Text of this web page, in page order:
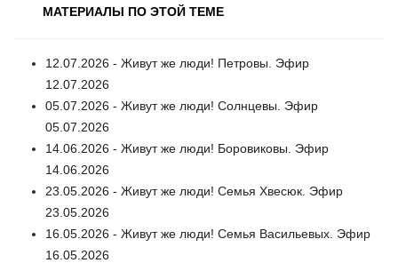
МАТЕРИАЛЫ ПО ЭТОЙ ТЕМЕ
12.07.2026 - Живут же люди! Петровы. Эфир
12.07.2026
05.07.2026 - Живут же люди! Солнцевы. Эфир
05.07.2026
14.06.2026 - Живут же люди! Боровиковы. Эфир
14.06.2026
23.05.2026 - Живут же люди! Семья Хвесюк. Эфир
23.05.2026
16.05.2026 - Живут же люди! Семья Васильевых. Эфир
16.05.2026